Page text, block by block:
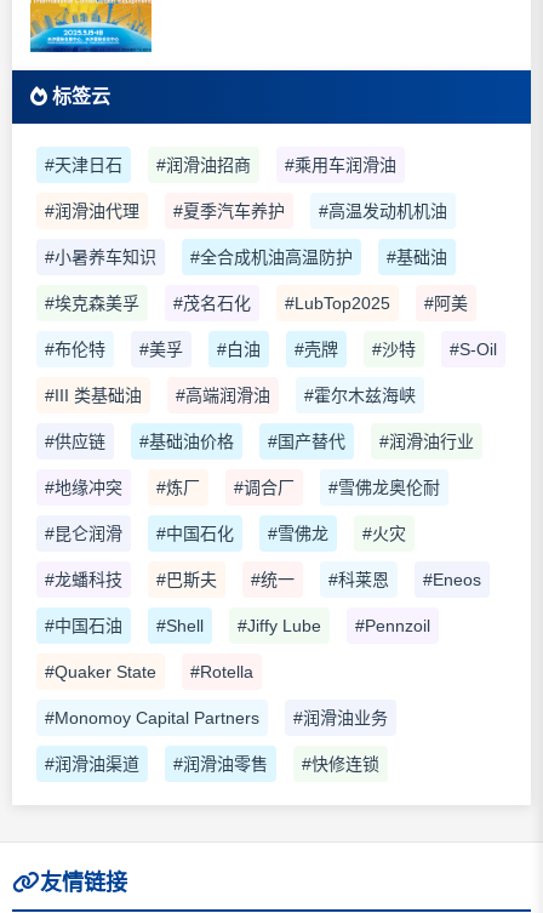
标签云
#天津日石 #润滑油招商 #乘用车润滑油
#润滑油代理 #夏季汽车养护 #高温发动机机油
#小暑养车知识 #全合成机油高温防护 #基础油
#埃克森美孚 #茂名石化 #LubTop2025 #阿美
#布伦特 #美孚 #白油 #壳牌 #沙特 #S-Oil
#III 类基础油 #高端润滑油 #霍尔木兹海峡
#供应链 #基础油价格 #国产替代 #润滑油行业
#地缘冲突 #炼厂 #调合厂 #雪佛龙奥伦耐
#昆仑润滑 #中国石化 #雪佛龙 #火灾
#龙蟠科技 #巴斯夫 #统一 #科莱恩 #Eneos
#中国石油 #Shell #Jiffy Lube #Pennzoil
#Quaker State #Rotella
#Monomoy Capital Partners #润滑油业务
#润滑油渠道 #润滑油零售 #快修连锁
友情链接